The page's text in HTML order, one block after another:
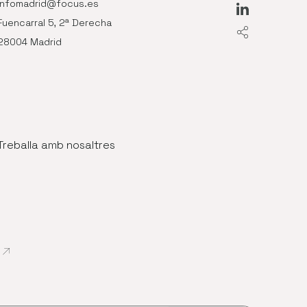
5, 2ª Derecha
Madrid
amb nosaltres